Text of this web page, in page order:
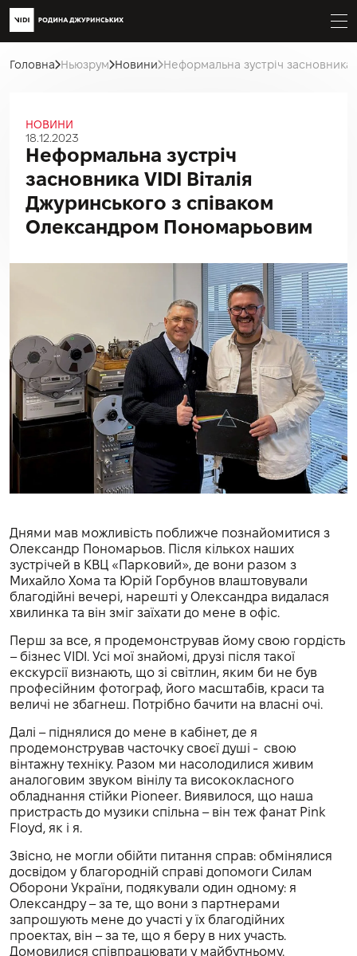
Головна Ньюзрум Новини Неформальна зустріч
НОВИНИ
18.12.2023
Неформальна зустріч
засновника VIDI Віталія
Джуринського з співаком
Олександром Пономарьовим
Днями мав можливість поближче познайомитися з
Олександр Пономарьов. Після кількох наших
зустрічей в КВЦ «Парковий», де вони разом з
Михайло Хома та Юрій Горбунов влаштовували
благодійні вечері, нарешті у Олександра видалася
хвилинка та він зміг заїхати до мене в офіс.
Перш за все, я продемонстрував йому свою гордість
– бізнес VIDI. Усі мої знайомі, друзі після такої
екскурсії визнають, що зі світлин, яким би не був
професійним фотограф, його масштабів, краси та
величі не збагнеш. Потрібно бачити на власні очі.
Далі – піднялися до мене в кабінет, де я
продемонстрував часточку своєї душі - свою
вінтажну техніку. Разом ми насолодилися живим
аналоговим звуком вінілу та висококласного
обладнання стійки Pioneer. Виявилося, що наша
пристрасть до музики спільна – він теж фанат Pink
Floyd, як і я.
Звісно, не могли обійти питання справ: обмінялися
досвідом у благородній справі допомоги Силам
Оборони України, подякували один одному: я
Олександру – за те, що вони з партнерами
запрошують мене до участі у їх благодійних
проектах, він – за те, що я беру в них участь.
Домовилися співпрацювати у майбутньому.